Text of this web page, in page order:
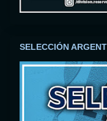
SELECCIÓN